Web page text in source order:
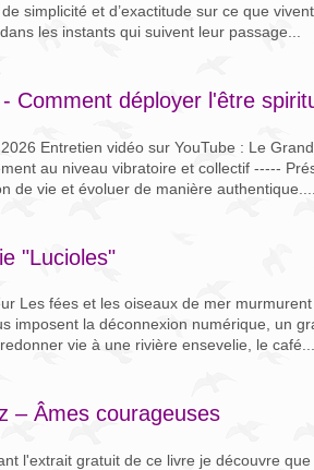
simplicité et d’exactitude sur ce que
les instants qui suivent leur passage...
Comment déployer l'être
Entretien vidéo sur YouTube : Le
au niveau vibratoire et collectif -----
de vie et évoluer de manière
"Lucioles"
Les fées et les oiseaux de mer
imposent la déconnexion numérique, un
vie à une rivière ensevelie, le café...
– Âmes courageuses
l'extrait gratuit de ce livre je découvre